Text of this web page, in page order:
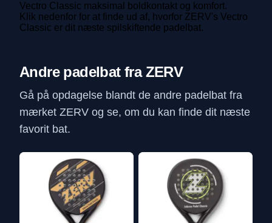
Vectro Classic maksimal boldkontakt og komfort.
Klik nedenfor for at finde ud af, hvorfor ZERV's Vectro
Classic er dit næste spilskiftende padelbat.
Andre padelbat fra ZERV
Gå på opdagelse blandt de andre padelbat fra
mærket ZERV og se, om du kan finde dit næste
favorit bat.